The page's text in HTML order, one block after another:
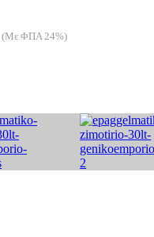
(Με ΦΠΑ 24%)